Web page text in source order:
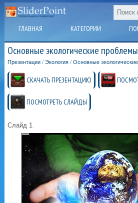
ГЛАВНАЯ КАТЕГОРИИ
Основные экологические проблемы
Презентации /Экология /Основные
СКАЧАТЬ ПРЕЗЕНТАЦИЮ
ПОСМОТРЕТЬ СЛАЙДЫ
Слайд 1